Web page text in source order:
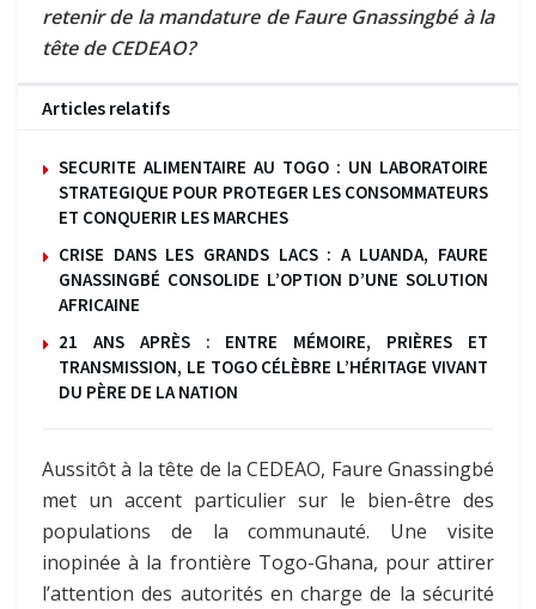
retenir de la mandature de Faure Gnassingbé à la
tête de CEDEAO?
Articles relatifs
SECURITE ALIMENTAIRE AU TOGO : UN LABORATOIRE
STRATEGIQUE POUR PROTEGER LES CONSOMMATEURS
ET CONQUERIR LES MARCHES
CRISE DANS LES GRANDS LACS : A LUANDA, FAURE
GNASSINGBÉ CONSOLIDE L’OPTION D’UNE SOLUTION
AFRICAINE
21 ANS APRÈS : ENTRE MÉMOIRE, PRIÈRES ET
TRANSMISSION, LE TOGO CÉLÈBRE L’HÉRITAGE VIVANT
DU PÈRE DE LA NATION
Aussitôt à la tête de la CEDEAO, Faure Gnassingbé
met un accent particulier sur le bien-être des
populations de la communauté. Une visite
inopinée à la frontière Togo-Ghana, pour attirer
l’attention des autorités en charge de la sécurité